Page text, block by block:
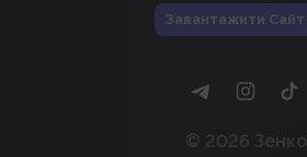
Завантажити Сайт
© 2026 Зенко